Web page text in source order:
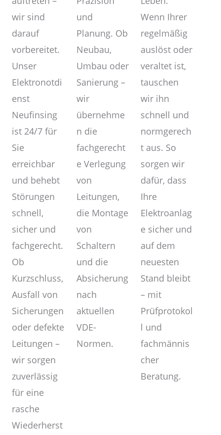
wir sind
darauf
vorbereitet.
Unser
Elektronotdi
enst
Neufinsing
ist 24/7 für
Sie
erreichbar
und behebt
Störungen
schnell,
sicher und
fachgerecht.
Ob
Kurzschluss,
Ausfall von
Sicherungen
oder defekte
Leitungen –
wir sorgen
zuverlässig
für eine
rasche
Wiederherst
und
Planung. Ob
Neubau,
Umbau oder
Sanierung –
wir
übernehme
n die
fachgerecht
e Verlegung
von
Leitungen,
die Montage
von
Schaltern
und die
Absicherung
nach
aktuellen
VDE-
Normen.
Wenn Ihrer
regelmäßig
auslöst oder
veraltet ist,
tauschen
wir ihn
schnell und
normgerech
t aus. So
sorgen wir
dafür, dass
Ihre
Elektroanlag
e sicher und
auf dem
neuesten
Stand bleibt
– mit
Prüfprotokol
l und
fachmännis
cher
Beratung.